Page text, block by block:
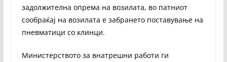
задолжителна опрема на возилата, во патниот
сообраќај на возилата е забрането поставување на
пневматици со клинци.
Министерството за внатрешни работи ги